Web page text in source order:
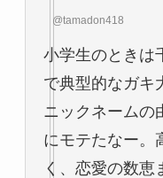
@tamadon418
小学生のときは
で典型的なガキ
ニックネームの
にモテたなー。
く、恋愛の数恵